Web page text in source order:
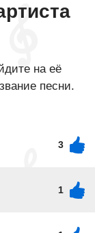
на её
песни.
3
1